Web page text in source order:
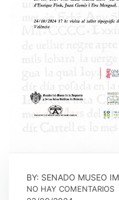
BY: SENADO MUSEO
NO HAY COMENTARIOS